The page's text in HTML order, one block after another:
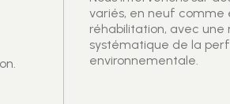
variés, en neuf comme
réhabilitation, avec une
systématique de la
environnementale.